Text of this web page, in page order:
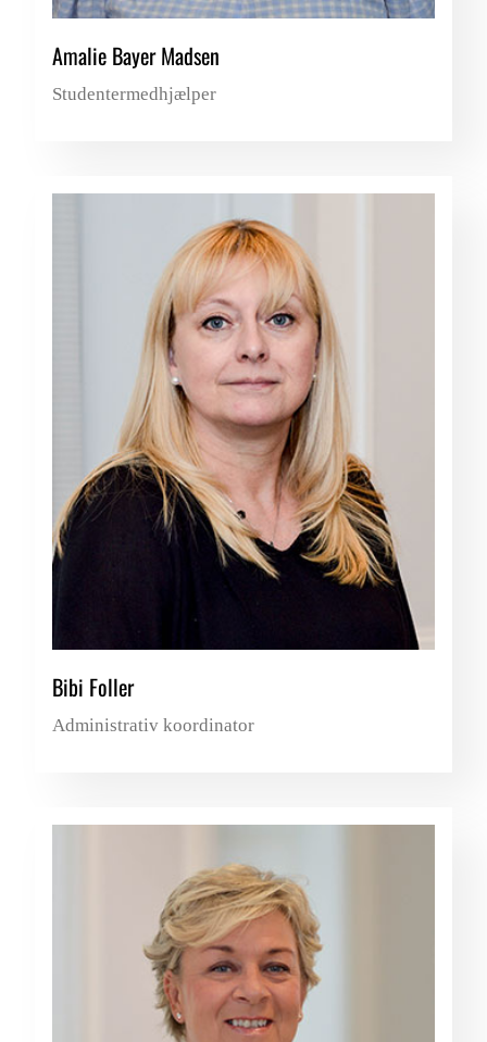
Amalie Bayer Madsen
Studentermedhjælper
Bibi Foller
Administrativ koordinator